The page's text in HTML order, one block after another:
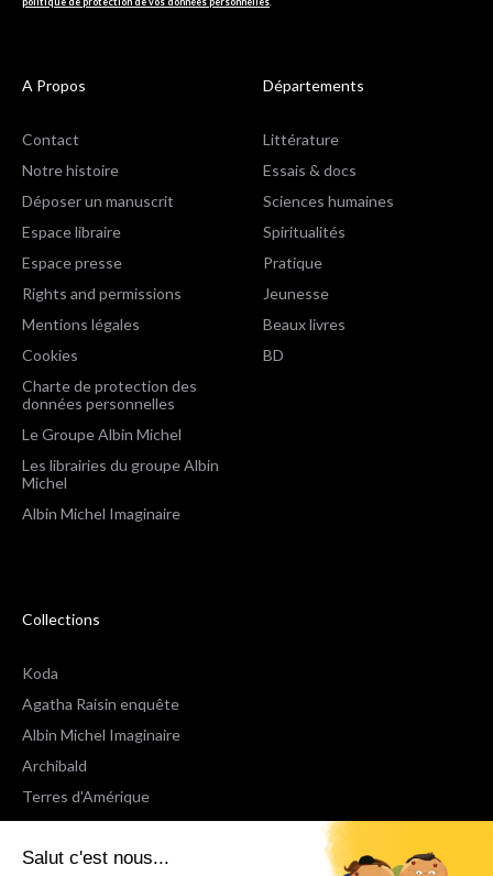
Salut c'est nous...
A Propos
Contact
Notre histoire
Déposer un manuscrit
Espace libraire
Espace presse
Rights and permissions
Mentions légales
Cookies
Charte de protection des
données personnelles
Le Groupe Albin Michel
Les librairies du groupe Albin
Michel
Albin Michel Imaginaire
Départements
Littérature
Essais & docs
Sciences humaines
Spiritualités
Pratique
Jeunesse
Beaux livres
BD
Collections
Koda
Agatha Raisin enquête
Albin Michel Imaginaire
Archibald
Terres d'Amérique
Espaces Libres Poche
NOX